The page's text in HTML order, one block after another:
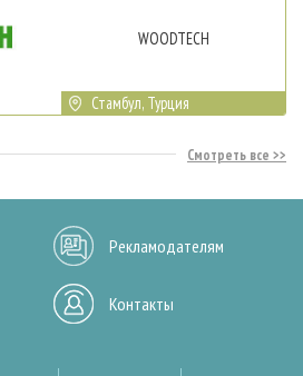
WOODTECH
Стамбул, Турция
Смотреть все
Рекламодателям
Контакты